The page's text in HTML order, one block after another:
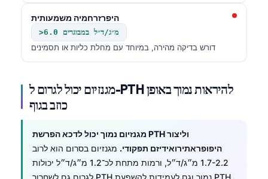
היפרזרחמיה משמעותית
>6.0 מ״ג/ד״ל במבוגרים
דורש בדיקה מהירה, במיוחד עם מחלת כליות או תסמינים
מגנזיום יכול לגרום ל-PTH להיראות נמוך באופן
כוזב בגוף
מגנזיום נמוך יכול לדכא הפרשת PTH וליצור
היפופראתירואידיזם תפקודי. מגנזיום בסרום הוא לרוב
1.7-2.2 מ״ג/ד״ל, ורמות מתחת לכ־1.2 מ״ג/ד״ל יכולות
לגרום גם לשחרור PTH נמוך וגם לעמידות להשפעת PTH.